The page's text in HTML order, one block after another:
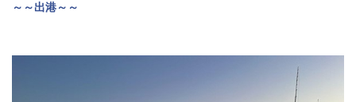
～～出港～～